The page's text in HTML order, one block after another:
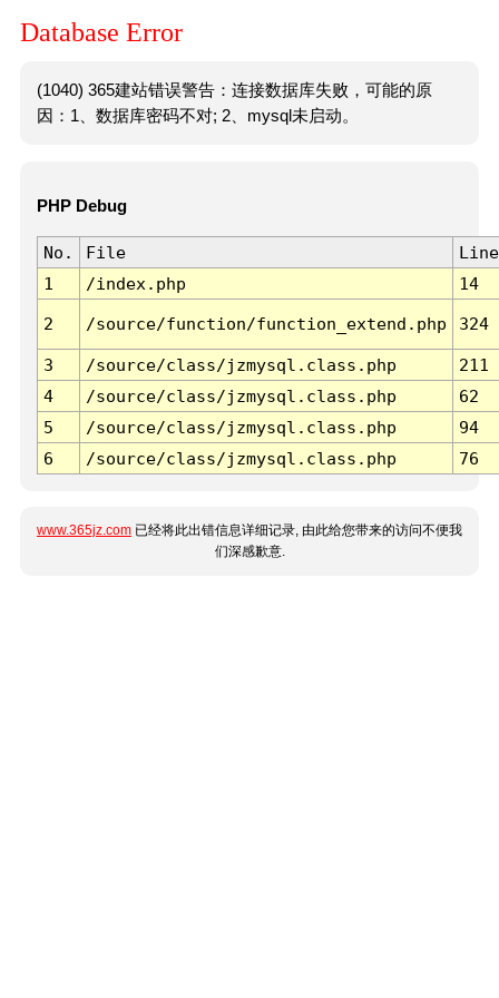
Database Error
(1040) 365建站错误警告：连接数据库失败，可能的原
因：1、数据库密码不对; 2、mysql未启动。
PHP Debug
No. File
Line
1
/index.php 14
2 /source/function/function_extend.php 324
3 /source/class/jzmysql.class.php
211
4
/source/class/jzmysql.class.php
62
5
/source/class/jzmysql.class.php
94
6
/source/class/jzmysql.class.php 76
www.365jz.com 已经将此出错信息详细记录, 由此给您带来的访问不便我
们深感歉意.